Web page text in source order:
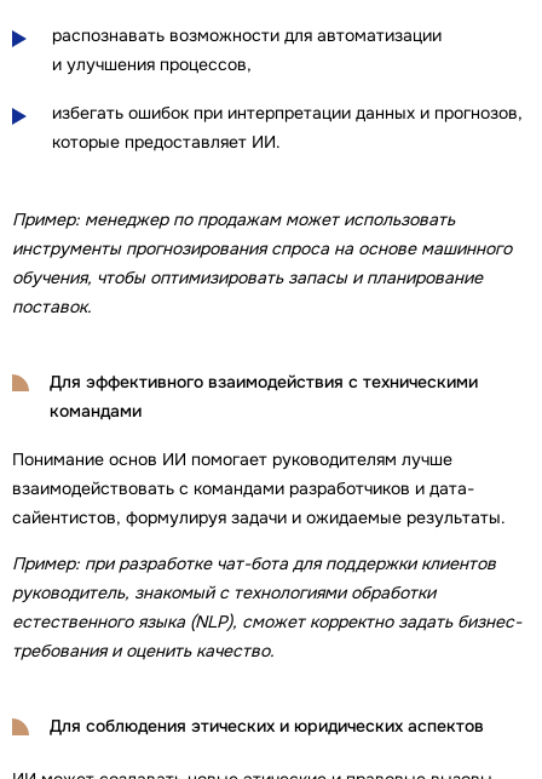
распознавать возможности для автоматизации
и улучшения процессов,
избегать ошибок при интерпретации данных и прогнозов,
которые предоставляет ИИ.
Пример: менеджер по продажам может использовать
инструменты прогнозирования спроса на основе машинного
обучения, чтобы оптимизировать запасы и планирование
поставок.
Для эффективного взаимодействия с техническими
командами
Понимание основ ИИ помогает руководителям лучше
взаимодействовать с командами разработчиков и дата-
сайентистов, формулируя задачи и ожидаемые результаты.
Пример: при разработке чат-бота для поддержки клиентов
руководитель, знакомый с технологиями обработки
естественного языка (NLP), сможет корректно задать бизнес-
требования и оценить качество.
Для соблюдения этических и юридических аспектов